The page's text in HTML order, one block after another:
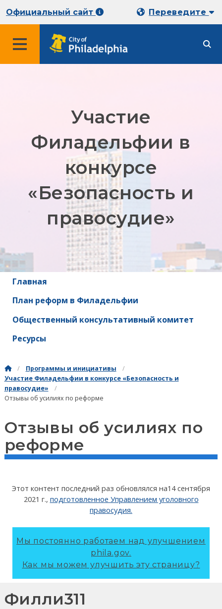
Официальный сайт Переведите
Участие
Филадельфии в
конкурсе
«Безопасность и
правосудие»
Главная
План реформ в Филадельфии
Общественный консультативный комитет
Ресурсы
Программы и инициативы
Участие Филадельфии в конкурсе «Безопасность и
правосудие»
Отзывы об усилиях по реформе
Отзывы об усилиях по
реформе
Этот контент последний раз обновлялся на14 сентября
2021 г., подготовленное Управлением уголовного
правосудия.
Мы постоянно работаем над улучшением
phila.gov.
Как мы можем улучшить эту страницу?
Филли311